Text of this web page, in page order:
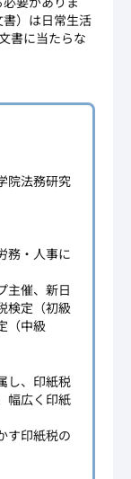
）は日常生活
書に当たらな
院法務研究
務・人事に
主催、新日
検定（初級
（中級
し、印紙税
幅広く印紙
す印紙税の